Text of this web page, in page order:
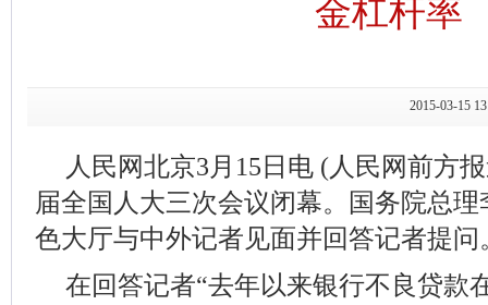
金杠杆率
2015-03-15
人民网北京3月15日电 (人民网前方
届全国人大三次会议闭幕。国务院总
色大厅与中外记者见面并回答记者提问
在回答记者“去年以来银行不良贷款